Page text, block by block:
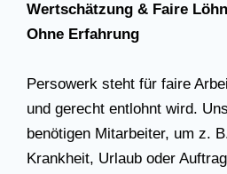
Wertschätzung & Faire
Ohne Erfahrung
Persowerk steht für faire
und gerecht entlohnt wird.
benötigen Mitarbeiter, um z.
Krankheit, Urlaub oder